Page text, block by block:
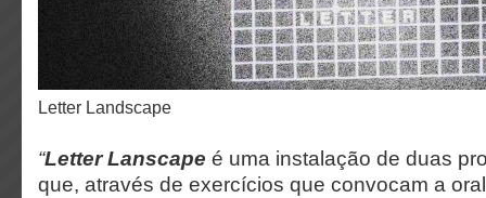
Letter Landscape
“Letter Lanscape é uma instalação de duas
que, através de exercícios que convocam a